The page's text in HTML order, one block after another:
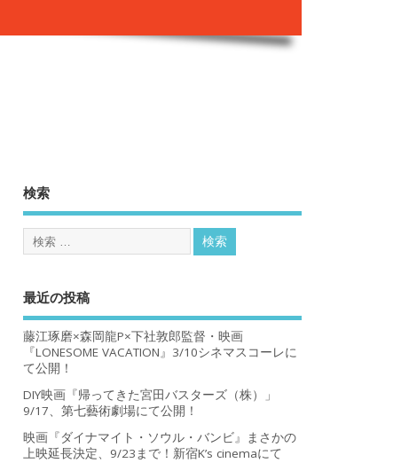
検索
最近の投稿
藤江琢磨×森岡龍P×下社敦郎監督・映画
『LONESOME VACATION』3/10シネマスコーレに
て公開！
DIY映画『帰ってきた宮田バスターズ（株）」
9/17、第七藝術劇場にて公開！
映画『ダイナマイト・ソウル・バンビ』まさかの
上映延長決定、9/23まで！新宿K’s cinemaにて